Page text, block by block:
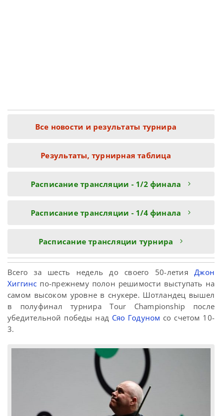
Все новости и результаты турнира
Результаты, турнирная таблица
Расписание трансляции - 1/2 финала
Расписание трансляции - 1/4 финала
Расписание трансляции турнира
Всего за шесть недель до своего 50-летияДжон
Хиггинс по-прежнему полон решимости выступать на
самом высоком уровне в снукере. Шотландец вышел
в полуфинал турнира Tour Championship после
убедительной победы над Сяо Годуном со счетом 10-
3.